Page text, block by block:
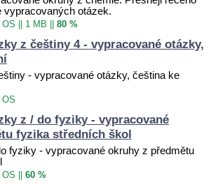
vypracovaných otázek.
1 MB 80 %
z češtiny 4 - vypracované otázky,
- vypracované otázky, čeština ke
z / do fyziky - vypracované
fyzika středních škol
fyziky - vypracované okruhy z předmětu
60 %